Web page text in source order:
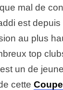
mal de
est
au plus
top
un de
cette